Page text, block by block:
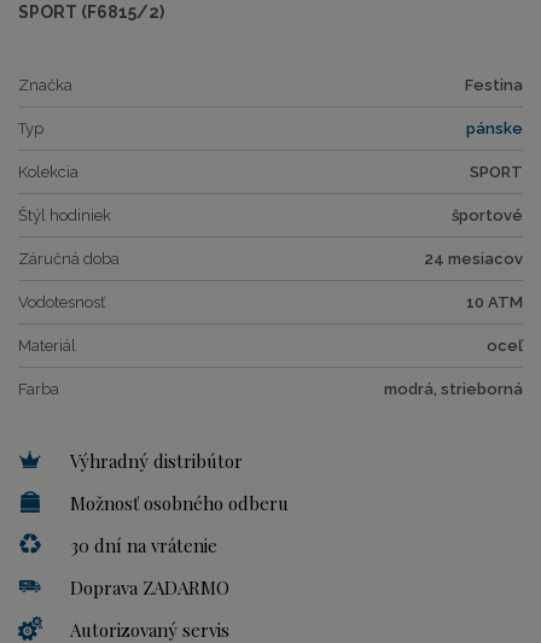
SPORT (F6815/2)
Značka Festina
Typ pánske
Kolekcia SPORT
Štýl hodiniek športové
Záručná doba 24 mesiacov
Vodotesnosť 10 ATM
Materiál oceľ
Farba modrá, strieborná
Výhradný distribútor
Možnosť osobného odberu
30 dní na vrátenie
Doprava ZADARMO
Autorizovaný servis